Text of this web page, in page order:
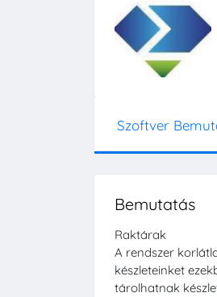
Szoftver
Bemutatás
Raktárak
A rendszer
készleteinket
tárolhatnak